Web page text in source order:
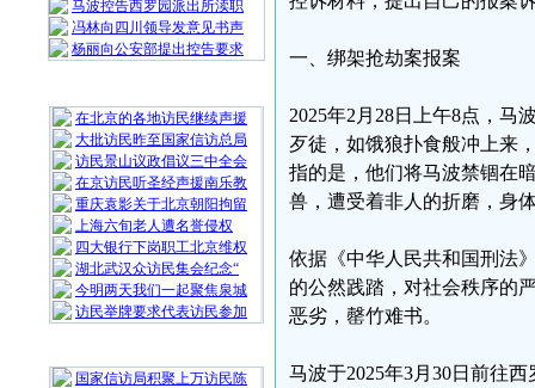
马波控告西罗园派出所渎职
冯林向四川领导发意见书声
杨丽向公安部提出控告要求
在北京的各地访民继续声援
大批访民昨至国家信访总局
访民景山议政倡议三中全会
在京访民听圣经声援南乐教
重庆袁影关于北京朝阳拘留
上海六旬老人遭名誉侵权
四大银行下岗职工北京维权
湖北武汉众访民集会纪念“
今明两天我们一起聚焦泉城
访民举牌要求代表访民参加
国家信访局积聚上万访民陈
一、绑架抢劫案报案
2025年2月28日上午8点，马
歹徒，如饿狼扑食般冲上来
指的是，他们将马波禁锢在
兽，遭受着非人的折磨，身
依据《中华人民共和国刑法
的公然践踏，对社会秩序的
恶劣，罄竹难书。
马波于2025年3月30日前往